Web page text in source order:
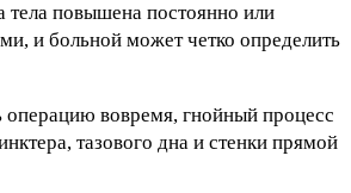
тела повышена постоянно или
и больной может четко определить
операцию вовремя, гнойный процесс
тазового дна и стенки прямой